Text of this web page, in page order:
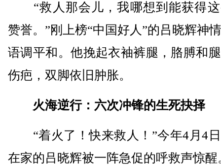
“救人那会儿，我哪想到能获得这
赞誉。”刚上榜“中国好人”的吕晓辉神
语调平和。他挽起衣袖裤腿，胳膊和
伤疤，双脚依旧肿胀。
火海逆行：六次冲锋的生死抉择
“着火了！快来救人！”今年4月4
在家的吕晓辉被一阵急促的呼救声惊醒